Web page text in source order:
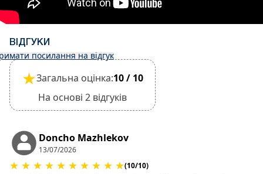
Реєстрація заїзду: 15:30 год.
Виїзд: 10:30
загального стану помешкання.
•Домашні тварини:
Дозволено проживання з невеликими
домашніми тваринами, але це необхідно
підтвердити під час бронювання.
може стягуватися додаткова плата.
• Застава за пошкодження:
Застава під час реєстрації не потрібна.
ВІДГУКИ
посилання на відгук
★Загальна оцінка:10 / 10
На основі 2 відгуків
Doncho Mazhlekov
13/07/2026
★ ★ ★ ★ ★ ★ ★ ★ ★ ★(10/10)